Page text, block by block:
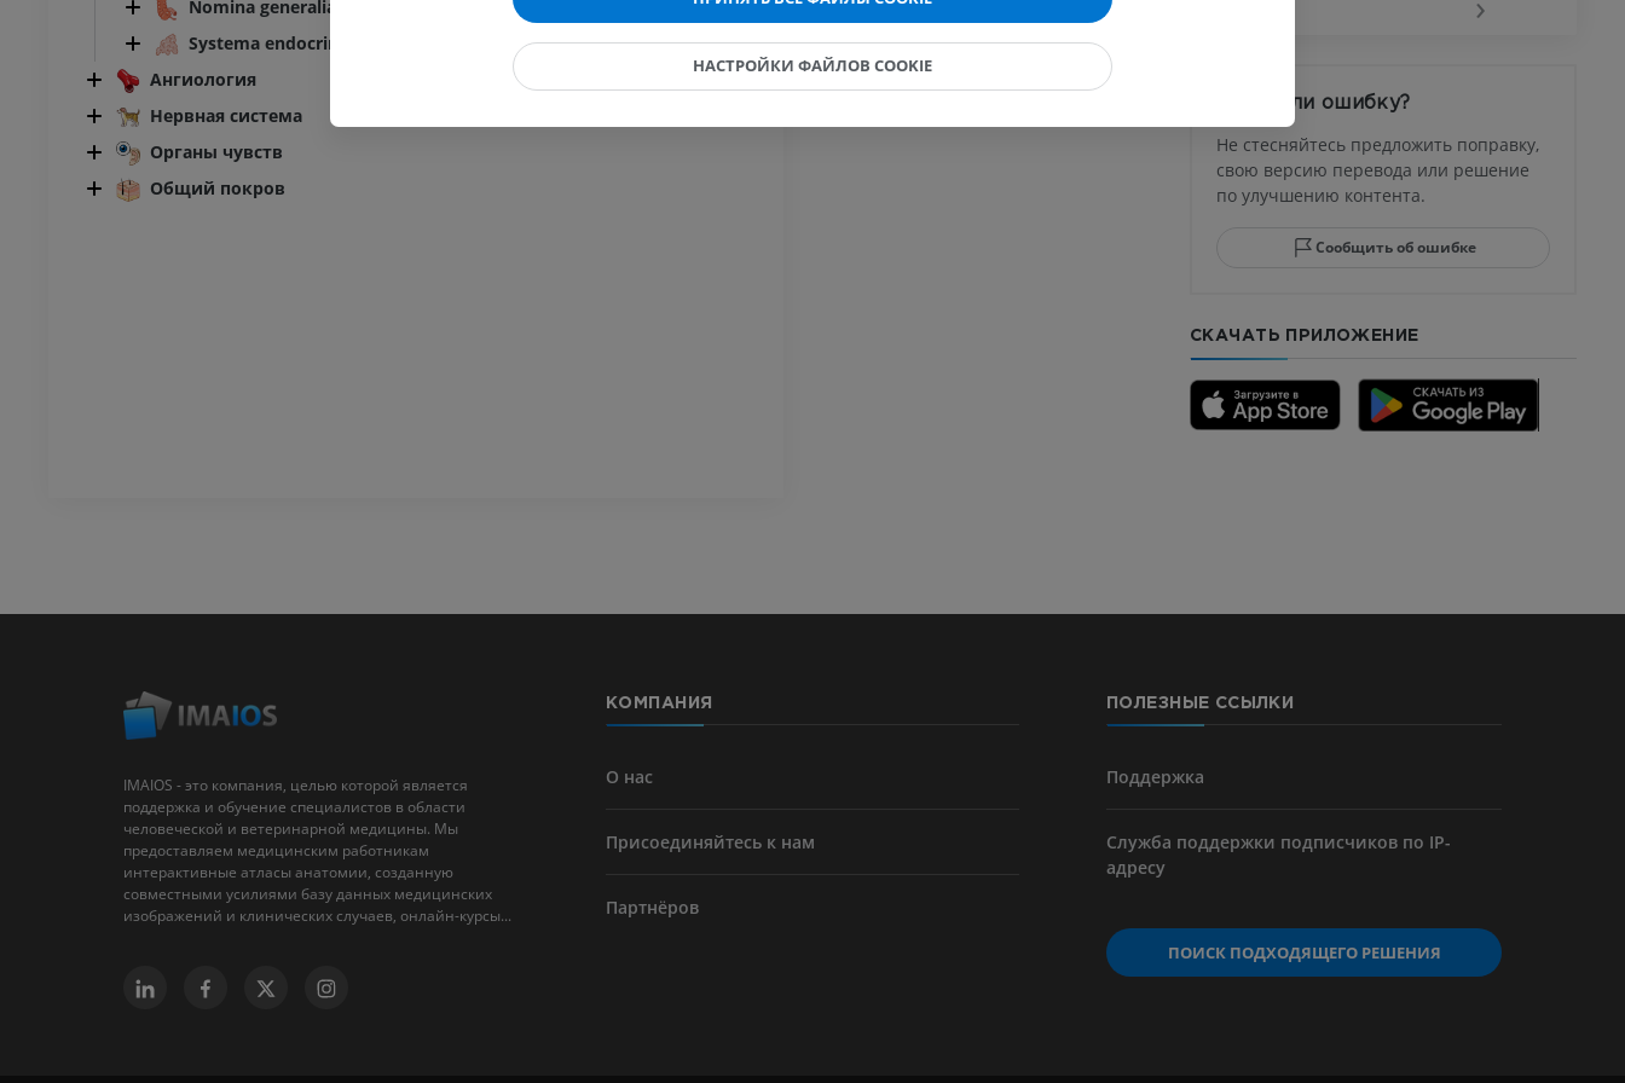
Nomina generalia
Systema endocrinum
Ангиология
Нервная система
Органы чувств
Общий покров
Horse - Finger and Hoof
Иллюстрации
ПРЕМИУМ Заметили ошибку?
Не стесняйтесь предложить поправку,
свою версию перевода или решение
по улучшению контента.
Сообщить об ошибке
СКАЧАТЬ ПРИЛОЖЕНИЕ
IMAIOS - это компания, целью которой является
поддержка и обучение специалистов в области
человеческой и ветеринарной медицины. Мы
предоставляем медицинским работникам
интерактивные атласы анатомии, созданную
совместными усилиями базу данных медицинских
изображений и клинических случаев, онлайн-курсы...
КОМПАНИЯ
О нас
Присоединяйтесь к нам
Партнёров
ПОЛЕЗНЫЕ ССЫЛКИ
Поддержка
Служба поддержки подписчиков по IP-
адресу
ПОИСК ПОДХОДЯЩЕГО РЕШЕНИЯ
НАСТРОЙКИ ФАЙЛОВ COOKIE